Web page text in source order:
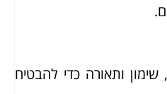
ותאורה כדי להבטיח